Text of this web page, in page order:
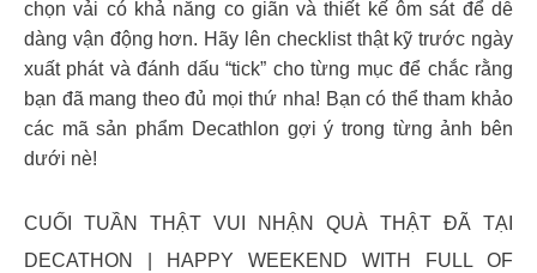
chọn vải có khả năng co giãn và thiết kế ôm sát để dễ
dàng vận động hơn. Hãy lên checklist thật kỹ trước ngày
xuất phát và đánh dấu “tick” cho từng mục để chắc rằng
bạn đã mang theo đủ mọi thứ nha! Bạn có thể tham khảo
các mã sản phẩm Decathlon gợi ý trong từng ảnh bên
dưới nè!
CUỐI TUẦN THẬT VUI NHẬN QUÀ THẬT ĐÃ TẠI
DECATHON | HAPPY WEEKEND WITH FULL OF